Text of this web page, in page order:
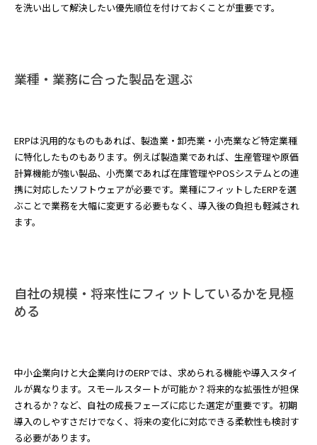
を洗い出して解決したい優先順位を付けておくことが重要です。
業種・業務に合った製品を選ぶ
ERPは汎用的なものもあれば、製造業・卸売業・小売業など特定業種
に特化したものもあります。例えば製造業であれば、生産管理や原価
計算機能が強い製品、小売業であれば在庫管理やPOSシステムとの連
携に対応したソフトウェアが必要です。業種にフィットしたERPを選
ぶことで業務を大幅に変更する必要もなく、導入後の負担も軽減され
ます。
自社の規模・将来性にフィットしているかを見極
める
中小企業向けと大企業向けのERPでは、求められる機能や導入スタイ
ルが異なります。スモールスタートが可能か？将来的な拡張性が担保
されるか？など、自社の成長フェーズに応じた選定が重要です。初期
導入のしやすさだけでなく、将来の変化に対応できる柔軟性も検討す
る必要があります。